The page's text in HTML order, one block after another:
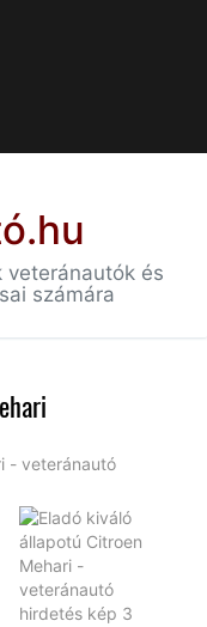
veteránautók és
számára